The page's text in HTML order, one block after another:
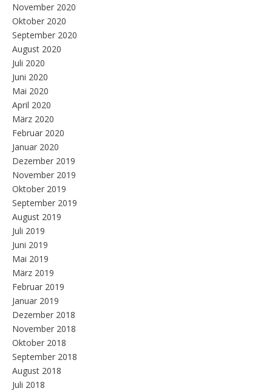
November 2020
Oktober 2020
September 2020
August 2020
Juli 2020
Juni 2020
Mai 2020
April 2020
März 2020
Februar 2020
Januar 2020
Dezember 2019
November 2019
Oktober 2019
September 2019
August 2019
Juli 2019
Juni 2019
Mai 2019
März 2019
Februar 2019
Januar 2019
Dezember 2018
November 2018
Oktober 2018
September 2018
August 2018
Juli 2018